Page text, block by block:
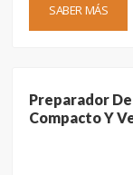
SABER MÁS
Preparador
Compacto Y